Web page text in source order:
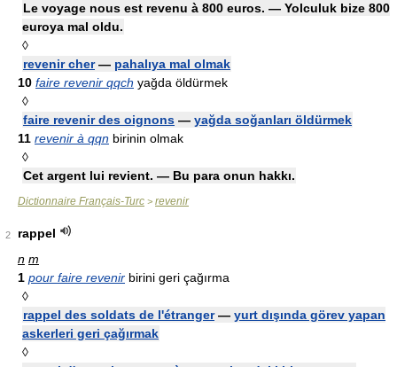
Le voyage nous est revenu à 800 euros. — Yolculuk bize 800
euroya mal oldu.
◊
revenir cher— pahalıya mal olmak
10 faire revenir qqch yağda öldürmek
◊
faire revenir des oignons — yağda soğanları öldürmek
11 revenir à qqn birinin olmak
◊
Cet argent lui revient. — Bu para onun hakkı.
Dictionnaire Français-Turc > revenir
2
rappel
n m
1 pour faire revenir birini geri çağırma
◊
rappel des soldats de l'étranger— yurt dışında görev yapan
askerleri geri çağırmak
◊